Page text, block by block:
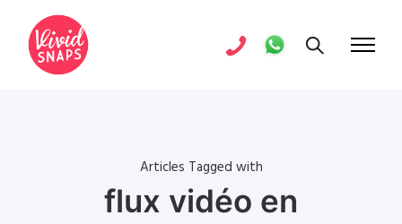
Articles Tagged with
flux vidéo en